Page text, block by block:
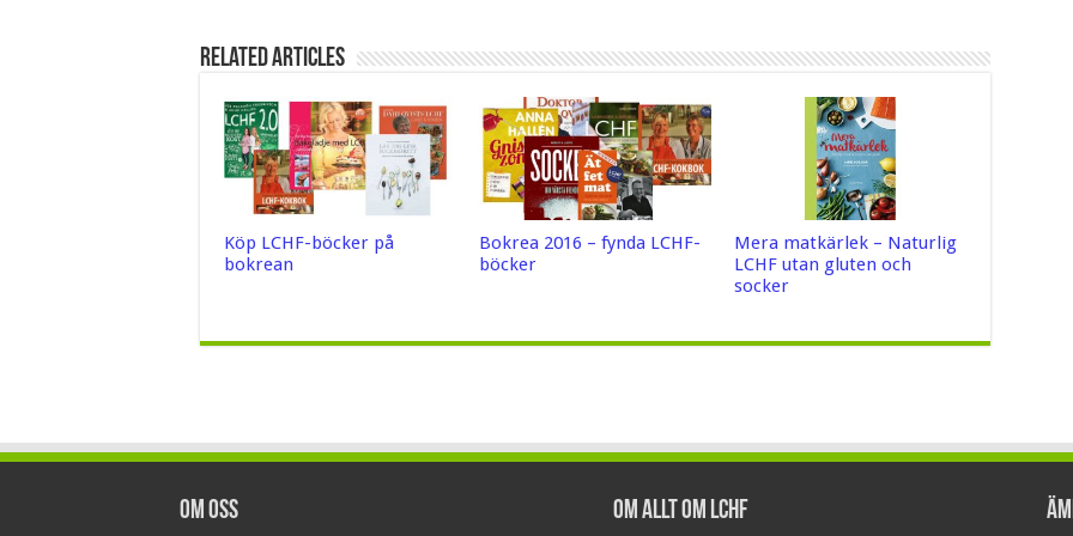
Related Articles
Köp LCHF-böcker på
bokrean
Bokrea 2016 – fynda LCHF-
böcker
Mera matkärlek – Naturlig
LCHF utan gluten och
socker
Om oss Om Allt om LCHF